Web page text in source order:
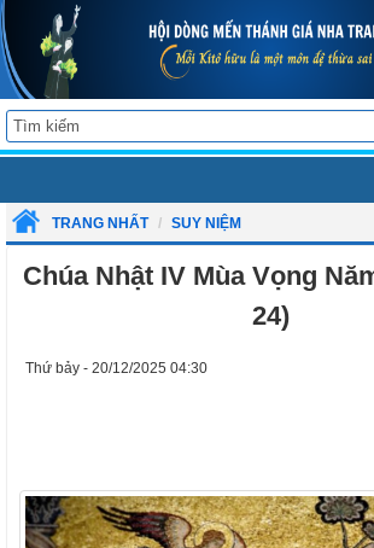
TRANG NHẤT SUY NIỆM
Chúa Nhật IV Mùa Vọng
24)
Thứ bảy - 20/12/2025 04:30